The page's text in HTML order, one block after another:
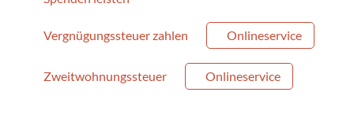
Vergnügungssteuer zahlen Onlineservice
Zweitwohnungssteuer Onlineservice